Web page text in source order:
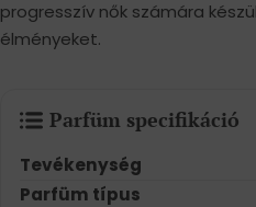
progresszív nők számára
élményeket.
Parfüm specifikáció
Tevékenység
Parfüm típus